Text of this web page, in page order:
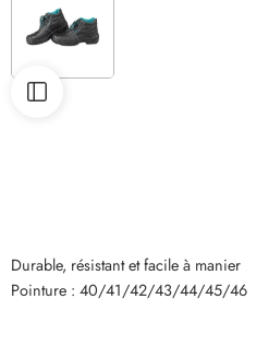
Durable, résistant et facile à manier
Pointure : 40/41/42/43/44/45/46